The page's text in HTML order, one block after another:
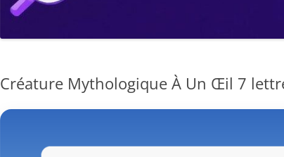
Créature Mythologique À Un Œil 7